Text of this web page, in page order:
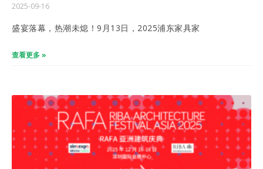
2025-09-16
盛宴落幕，热潮未熄！9月13日，2025浦东家具家
查看更多 »